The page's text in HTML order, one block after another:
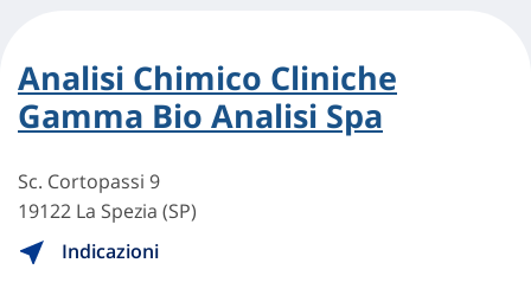
Analisi Chimico Cliniche
Gamma Bio Analisi Spa
Sc. Cortopassi 9
19122 La Spezia (SP)
Indicazioni